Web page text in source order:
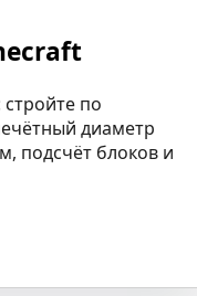
по
диаметр
подсчёт блоков и